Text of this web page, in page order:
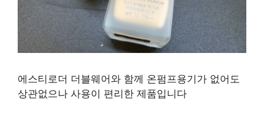
에스티로더 더블웨어와 함께 온펌프용기가 없어도
상관없으나 사용이 편리한 제품입니다